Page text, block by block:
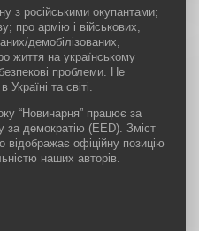
з російськими окупантами;
про армію і військових,
демобілізованих,
життя на українському
проблеми. Не
та світі.
“Новинарня” працює за
за демократію (EED). Зміст
відображає офіційну позицію
наших авторів.